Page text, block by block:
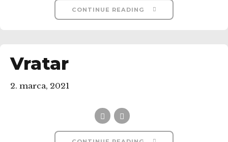
CONTINUE READING
Vratar
2. marca, 2021